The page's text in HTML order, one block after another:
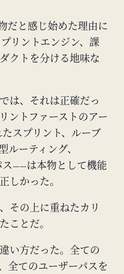
だと感じ始めた理由に
リントエンジン、課
クトを分ける地味な
は、それは正確だっ
ントファーストのアー
スプリント、ルーブ
ルーティング、
——は本物として機能
しかった。
その上に重ねたカリ
ことだ。
い方だった。全ての
全てのユーザーパスを